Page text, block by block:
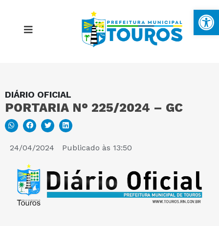
DIÁRIO OFICIAL
PORTARIA N° 225/2024 – GC
24/04/2024 Publicado às 13:50
MAPA DO SITE
PORTAL DA TRANSPARÊNCIA
E-SIC
PERGUNTAS FREQUENTES